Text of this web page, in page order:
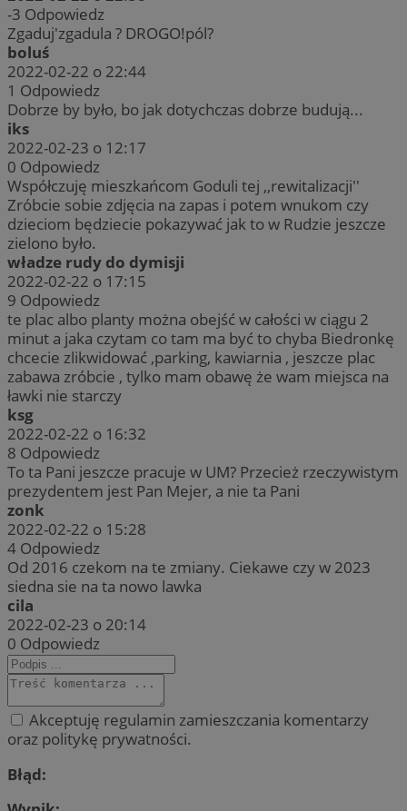
-3 Odpowiedz
Zgaduj'zgadula ? DROGO!pól?
boluś
2022-02-22 o 22:44
1 Odpowiedz
Dobrze by było, bo jak dotychczas dobrze budują...
iks
2022-02-23 o 12:17
0 Odpowiedz
Współczuję mieszkańcom Goduli tej ,,rewitalizacji''
Zróbcie sobie zdjęcia na zapas i potem wnukom czy
dzieciom będziecie pokazywać jak to w Rudzie jeszcze
zielono było.
władze rudy do dymisji
2022-02-22 o 17:15
9 Odpowiedz
te plac albo planty można obejść w całości w ciągu 2
minut a jaka czytam co tam ma być to chyba Biedronkę
chcecie zlikwidować ,parking, kawiarnia , jeszcze plac
zabawa zróbcie , tylko mam obawę że wam miejsca na
ławki nie starczy
ksg
2022-02-22 o 16:32
8 Odpowiedz
To ta Pani jeszcze pracuje w UM? Przecież rzeczywistym
prezydentem jest Pan Mejer, a nie ta Pani
zonk
2022-02-22 o 15:28
4 Odpowiedz
Od 2016 czekom na te zmiany. Ciekawe czy w 2023
siedna sie na ta nowo lawka
cila
2022-02-23 o 20:14
0 Odpowiedz
Akceptuję regulamin zamieszczania komentarzy
oraz politykę prywatności.
Błąd: